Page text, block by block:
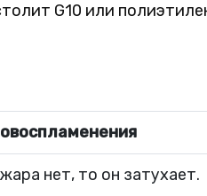
G10 или
нет, то он затухает.